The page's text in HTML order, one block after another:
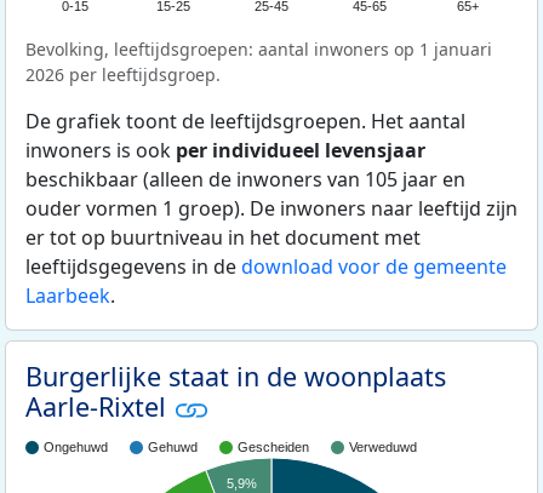
0-15 15-25 25-45 45-65 65+
Bevolking, leeftijdsgroepen: aantal inwoners op 1 januari
2026 per leeftijdsgroep.
De grafiek toont de leeftijdsgroepen. Het aantal
inwoners is ook per individueel levensjaar
beschikbaar (alleen de inwoners van 105 jaar en
ouder vormen 1 groep). De inwoners naar leeftijd zijn
er tot op buurtniveau in het document met
leeftijdsgegevens in dedownload voor de gemeente
Laarbeek.
Burgerlijke staat in de woonplaats
Aarle-Rixtel
Ongehuwd Gehuwd Gescheiden Verweduwd
5,9%